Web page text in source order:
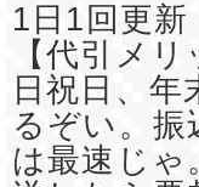
1日1回更
【代引メ
日祝日、
るぞい。
は最速じゃ